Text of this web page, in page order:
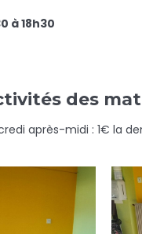
à 18h30
des
après-midi : 1€ la